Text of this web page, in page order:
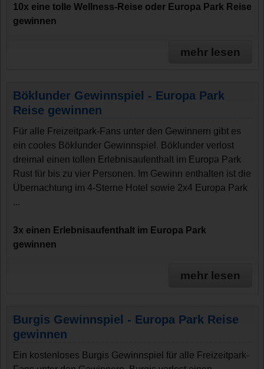
10x eine tolle Wellness-Reise oder Europa Park Reise
gewinnen
mehr lesen
Böklunder Gewinnspiel - Europa Park
Reise gewinnen
Für alle Freizeitpark-Fans unter den Gewinnern gibt es
ein cooles Böklunder Gewinnspiel. Böklunder verlost
dreimal einen tollen Erlebnisaufenthalt im Europa Park
Rust für bis zu vier Personen. Im Gewinn enthalten ist die
Übernachtung im 4-Sterne Hotel sowie 2x4 Europa Park
...
3x einen Erlebnisaufenthalt im Europa Park
gewinnen
mehr lesen
Burgis Gewinnspiel - Europa Park Reise
gewinnen
Ein kostenloses Burgis Gewinnspiel für alle Freizeitpark-